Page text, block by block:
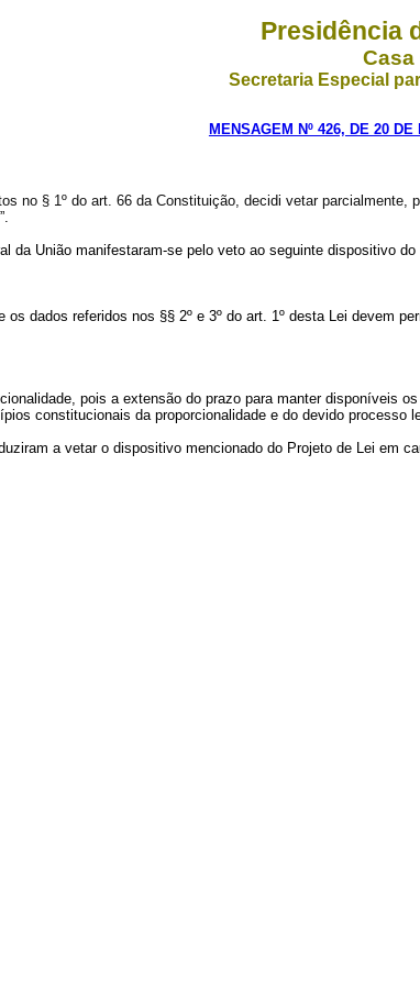
Presidência
Casa
Secretaria Especial
MENSAGEM Nº 426, DE 20 DE
no § 1º do art. 66 da Constituição, decidi vetar parcialmente,
da União manifestaram-se pelo veto ao seguinte dispositivo do
os dados referidos nos §§ 2º e 3º do art. 1º desta Lei devem
pois a extensão do prazo para manter disponíveis
constitucionais da proporcionalidade e do devido processo
a vetar o dispositivo mencionado do Projeto de Lei em